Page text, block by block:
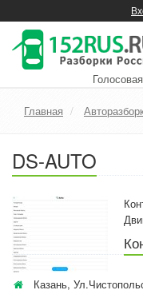
Главная
DS-AUTO
Казань,